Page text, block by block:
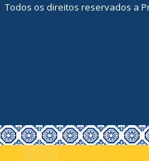
Todos os direitos